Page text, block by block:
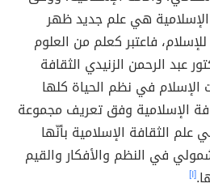
هي علم جديد ظهر
فاعتبر كعلم من العلوم
عبد الرحمن الزنيدي الثقافة
الإسلام في نظم الحياة كلها
الإسلامية وفق تعريف مجموعة
الثقافة الإسلامية بأنّها
في النظم والأفكار والقيم
[١]